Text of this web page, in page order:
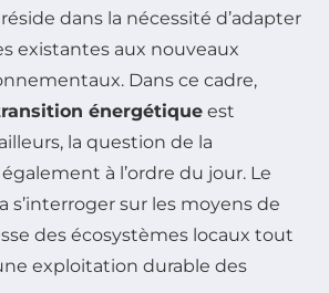
dans la nécessité d’adapter
existantes aux nouveaux
Dans ce cadre,
énergétique est
la question de la
à l’ordre du jour. Le
s’interroger sur les moyens de
des écosystèmes locaux tout
exploitation durable des